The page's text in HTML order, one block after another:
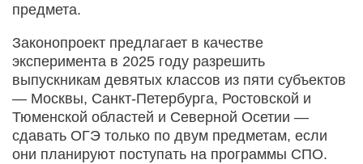
предмета.
Законопроект предлагает в качестве
эксперимента в 2025 году разрешить
выпускникам девятых классов из пяти субъектов
— Москвы, Санкт-Петербурга, Ростовской и
Тюменской областей и Северной Осетии —
сдавать ОГЭ только по двум предметам, если
они планируют поступать на программы СПО.